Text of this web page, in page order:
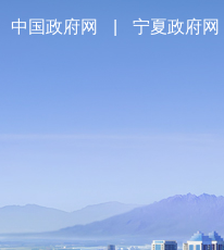
中国政府网 宁夏政府网